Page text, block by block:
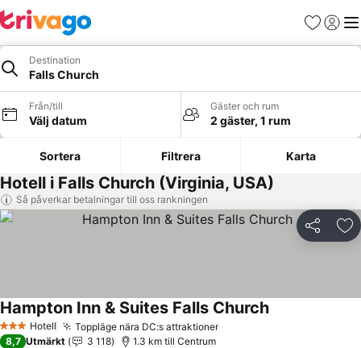
Favoriter
Logga
Destination
Falls Church
Från/till
Välj datum
Gäster och rum
2 gäster, 1 rum
Sortera Filtrera Karta
Hotell i Falls Church (Virginia, USA)
Så påverkar betalningar till oss rankningen
Dela
3 StjärnorHotell Toppläge nära DC:s attraktionerSe priser
Hampton Inn & Suites Falls ChurchSe priser
8,7 Utmärkt 3 118 1.3 km till Centrum